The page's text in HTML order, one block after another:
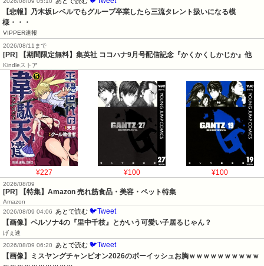
【悲報】乃木坂レベルでもグループ卒業したら三流タレント扱いになる模
様・・・
VIPPER速報
2026/08/11まで
[PR] 【期間限定無料】集英社 ココハナ9月号配信記念『かくかくしかじか』他
Kindleストア
¥227 ¥100 ¥100
2026/08/09
[PR] 【特集】Amazon 売れ筋食品・美容・ペット特集
Amazon
2026/08/09 04:06
あとで読む 🐦Tweet
【画像】ペルソナ4の『里中千枝』とかいう可愛い子居るじゃん？
げぇ速
2026/08/09 06:20
あとで読む 🐦Tweet
【画像】ミスヤングチャンピオン2026のボーイッシュお胸ｗｗｗｗｗｗｗｗｗｗ